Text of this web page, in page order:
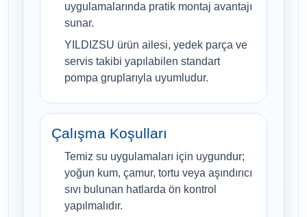
uygulamalarında pratik montaj avantajı
sunar.
YILDIZSU ürün ailesi, yedek parça ve
servis takibi yapılabilen standart
pompa gruplarıyla uyumludur.
Çalışma Koşulları
Temiz su uygulamaları için uygundur;
yoğun kum, çamur, tortu veya aşındırıcı
sıvı bulunan hatlarda ön kontrol
yapılmalıdır.